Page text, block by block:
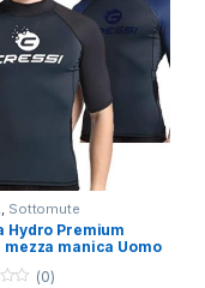
Sottomute
Hydro Premium
mezza manica Uomo
(0)